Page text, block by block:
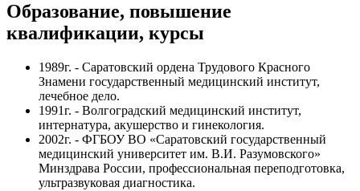
Образование, повышение
квалификации, курсы
1989г. - Саратовский ордена Трудового Красного
Знамени государственный медицинский институт,
лечебное дело.
1991г. - Волгоградский медицинский институт,
интернатура, акушерство и гинекология.
2002г. - ФГБОУ ВО «Саратовский государственный
медицинский университет им. В.И. Разумовского»
Минздрава России, профессиональная переподготовка,
ультразвуковая диагностика.